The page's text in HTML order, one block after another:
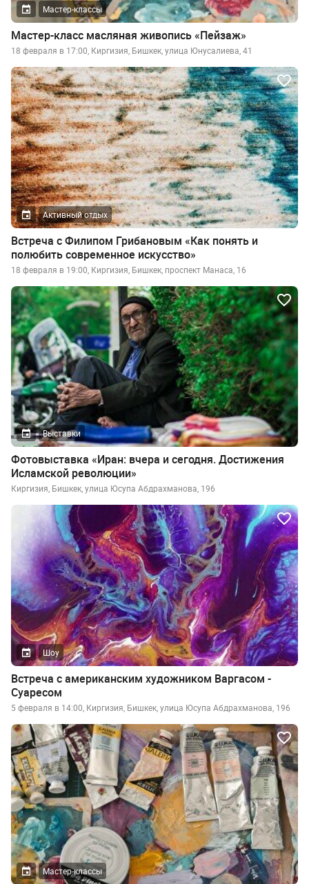
Мастер-классы
Мастер-класс масляная живопись «Пейзаж»
18 февраля в 17:00, Киргизия, Бишкек, улица Юнусалиева, 41
Активный отдых
Встреча с Филипом Грибановым «Как понять и
полюбить современное искусство»
18 февраля в 19:00, Киргизия, Бишкек, проспект Манаса, 16
Выставки
Фотовыставка «Иран: вчера и сегодня. Достижения
Исламской революции»
Киргизия, Бишкек, улица Юсупа Абдрахманова, 196
Шоу
Встреча с американским художником Варгасом -
Суаресом
5 февраля в 14:00, Киргизия, Бишкек, улица Юсупа Абдрахманова, 196
Мастер-классы